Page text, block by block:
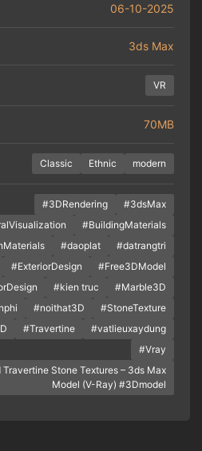
06-10-2025
3ds Max
VR
70MB
Classic Ethnic modern
#3DRendering
#3dsMax
#BuildingMaterials
#daoplat
#datrangtri
#ExteriorDesign
#Free3DModel
#kien truc
#Marble3D
#noithat3D
#StoneTexture
#Travertine
#vatlieuxaydung
#Vray
Travertine Stone Textures – 3ds Max
Model (V-Ray) #3Dmodel